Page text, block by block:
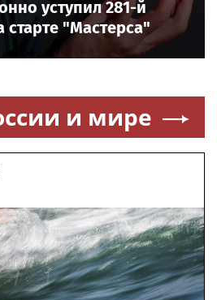
уступил 281-й
старте "Мастерса"
и мире